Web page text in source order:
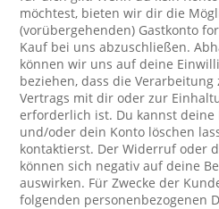
möchtest, bieten wir dir die
(vorübergehenden) Gastkonto
Kauf bei uns abzuschließen.
können wir uns auf deine
beziehen, dass die
Vertrags mit dir oder zur
erforderlich ist. Du kannst
und/oder dein Konto löschen
kontaktierst. Der Widerruf oder
können sich negativ auf deine
auswirken. Für Zwecke der
folgenden personenbezogenen